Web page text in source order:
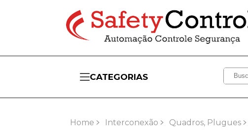
CATEGORIAS
Home Interconexão Quadros, Plugues